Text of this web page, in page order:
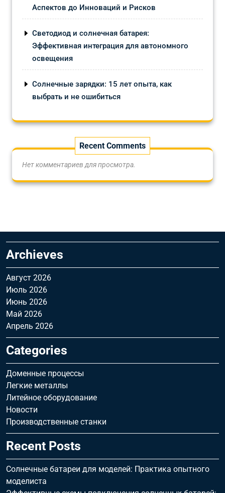
Аспектов до Инноваций и Рисков
Светодиод и солнечная батарея:
Эффективная интеграция для автономного
освещения
Солнечные зарядки: 15 лет опыта, как
выбрать и не ошибиться
Recent Comments
Нет комментариев для просмотра.
Archieves
Август 2026
Июль 2026
Июнь 2026
Май 2026
Апрель 2026
Categories
Доменные процессы
Легкие металлы
Литейное оборудование
Новости
Производственные станки
Recent Posts
Солнечные батареи для моделей: Практика опытного
моделиста